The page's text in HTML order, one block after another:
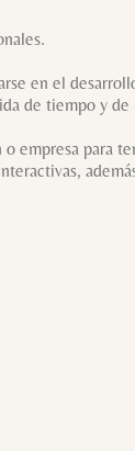
en el
de tiempo y de
empresa para